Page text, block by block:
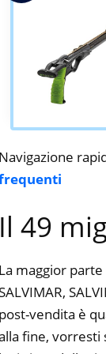
Navigazione
Il 49
La maggior
post-vendita è
fine, vorresti